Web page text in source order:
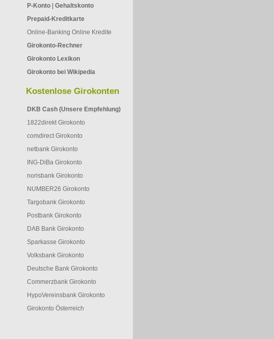
P-Konto| Gehaltskonto
Prepaid-Kreditkarte
Online-Banking Online Kredite
Girokonto-Rechner
Girokonto Lexikon
Girokonto bei Wikipedia
Kostenlose Girokonten
DKB Cash (Unsere Empfehlung)
1822direkt Girokonto
comdirect Girokonto
netbank Girokonto
ING-DiBa Girokonto
norisbank Girokonto
NUMBER26 Girokonto
Targobank Girokonto
Postbank Girokonto
DAB Bank Girokonto
Sparkasse Girokonto
Volksbank Girokonto
Deutsche Bank Girokonto
Commerzbank Girokonto
HypoVereinsbank Girokonto
Girokonto Österreich